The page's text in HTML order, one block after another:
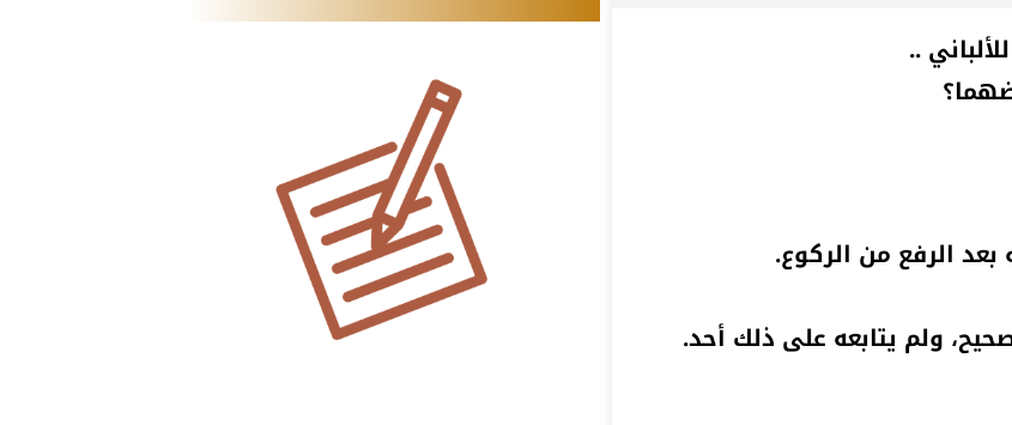
..
الرفع من الركوع.
ولم يتابعه على ذلك أحد.